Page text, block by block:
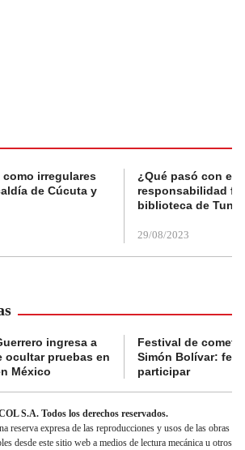
irregulares
de Cúcuta y
¿Qué pasó con el
responsabilidad
biblioteca de
29/08/2023
ingresa a
ocultar pruebas en
México
Festival de
Simón Bolívar:
participar
S.A. Todos los derechos reservados.
reserva expresa de las reproducciones y usos de las obras
desde este sitio web a medios de lectura mecánica u otros